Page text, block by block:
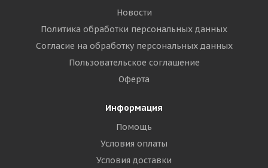
Новости
Политика обработки персональных данных
Согласие на обработку персональных данных
Пользовательское соглашение
Оферта
Информация
Помощь
Условия оплаты
Условия доставки